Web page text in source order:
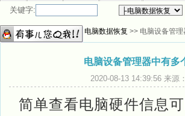
关键字:
您当前位置： 网站首页>> 电脑数据恢复 >> 电脑设备管
电脑设备管理器中有多
2020-08-13 14:39:56 来源
简单查看电脑硬件信息